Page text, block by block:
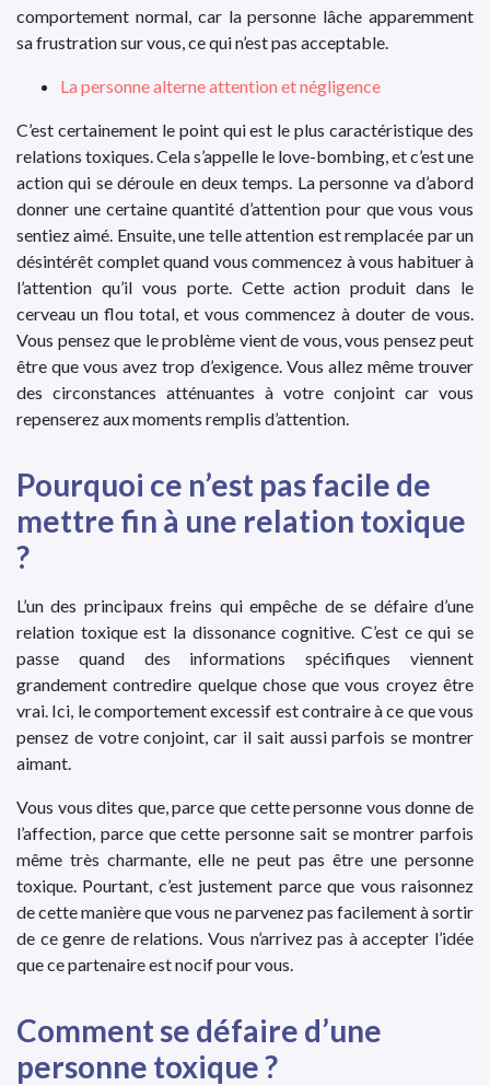
comportement normal, car la personne lâche apparemment
sa frustration sur vous, ce qui n’est pas acceptable.
La personne alterne attention et négligence
C’est certainement le point qui est le plus caractéristique des
relations toxiques. Cela s’appelle le love-bombing, et c’est une
action qui se déroule en deux temps. La personne va d’abord
donner une certaine quantité d’attention pour que vous vous
sentiez aimé. Ensuite, une telle attention est remplacée par un
désintérêt complet quand vous commencez à vous habituer à
l’attention qu’il vous porte. Cette action produit dans le
cerveau un flou total, et vous commencez à douter de vous.
Vous pensez que le problème vient de vous, vous pensez peut
être que vous avez trop d’exigence. Vous allez même trouver
des circonstances atténuantes à votre conjoint car vous
repenserez aux moments remplis d’attention.
Pourquoi ce n’est pas facile de
mettre fin à une relation toxique
?
L’un des principaux freins qui empêche de se défaire d’une
relation toxique est la dissonance cognitive. C’est ce qui se
passe quand des informations spécifiques viennent
grandement contredire quelque chose que vous croyez être
vrai. Ici, le comportement excessif est contraire à ce que vous
pensez de votre conjoint, car il sait aussi parfois se montrer
aimant.
Vous vous dites que, parce que cette personne vous donne de
l’affection, parce que cette personne sait se montrer parfois
même très charmante, elle ne peut pas être une personne
toxique. Pourtant, c’est justement parce que vous raisonnez
de cette manière que vous ne parvenez pas facilement à sortir
de ce genre de relations. Vous n’arrivez pas à accepter l’idée
que ce partenaire est nocif pour vous.
Comment se défaire d’une
personne toxique ?